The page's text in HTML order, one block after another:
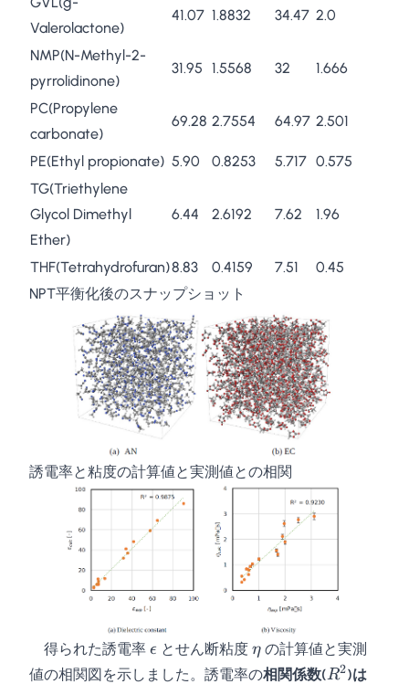
Valerolactone)
41.07 1.8832 34.47 2.0
NMP(N-Methyl-2-
pyrrolidinone)
31.95 1.5568 32 1.666
PC(Propylene
carbonate)
69.28 2.7554 64.97 2.501
PE(Ethyl propionate) 5.90 0.8253 5.717 0.575
TG(Triethylene
Glycol Dimethyl
Ether)
6.44 2.6192 7.62 1.96
THF(Tetrahydrofuran)8.83 0.4159 7.51
0.45
NPT平衡化後のスナップショット
誘電率と粘度の計算値と実測値との相関
得られた誘電率 \epsilon
ϵ とせん断粘度 \eta
ηの計算値と実測
値の相関図を示しました。誘電率の相関係数( R^2
R2)は